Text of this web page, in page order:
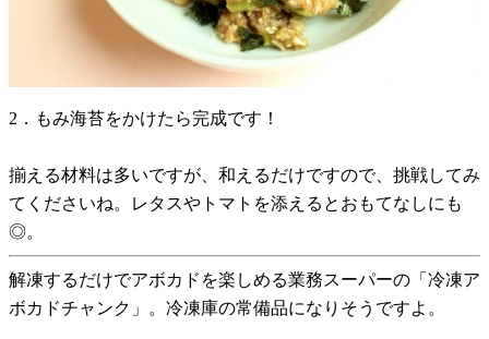
2．もみ海苔をかけたら完成です！
揃える材料は多いですが、和えるだけですので、挑戦してみ
てくださいね。レタスやトマトを添えるとおもてなしにも
◎。
解凍するだけでアボカドを楽しめる業務スーパーの「冷凍ア
ボカドチャンク」。冷凍庫の常備品になりそうですよ。